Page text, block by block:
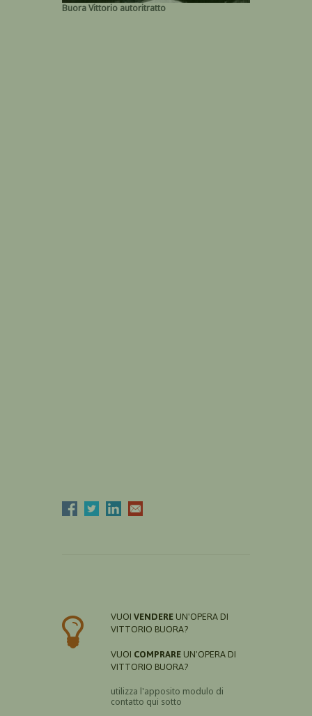
Buora Vittorio autoritratto
VUOI VENDERE UN'OPERA DI
VITTORIO BUORA?
VUOI COMPRARE UN'OPERA DI
VITTORIO BUORA?
utilizza l'apposito modulo di
contatto qui sotto